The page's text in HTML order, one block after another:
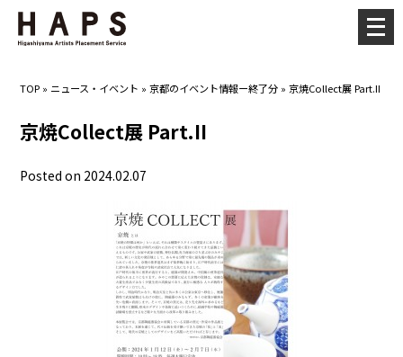
TOP » ニュース・イベント »京都のイベント情報ー終了分 »京焼Collect展 Part.II
京焼Collect展 Part.II
Posted on 2024.02.07
メ
ニ
ー